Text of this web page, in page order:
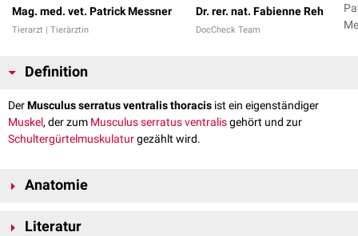
Mag. med. vet. Patrick Messner
Tierarzt | Tierärztin
Dr. rer. nat. Fabienne Reh
DocCheck Team
Definition
DerMusculus serratus ventralis thoracis ist ein eigenständiger
Muskel, der zum Musculus serratus ventralisgehört und zur
Schultergürtelmuskulaturgezählt wird.
Anatomie
VerlaufLiteratur